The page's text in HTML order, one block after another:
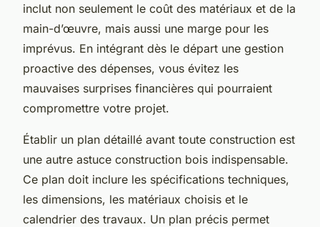
inclut non seulement le coût des matériaux et de la
main-d’œuvre, mais aussi une marge pour les
imprévus. En intégrant dès le départ une gestion
proactive des dépenses, vous évitez les
mauvaises surprises financières qui pourraient
compromettre votre projet.
Établir un plan détaillé avant toute construction est
une autre astuce construction bois indispensable.
Ce plan doit inclure les spécifications techniques,
les dimensions, les matériaux choisis et le
calendrier des travaux. Un plan précis permet